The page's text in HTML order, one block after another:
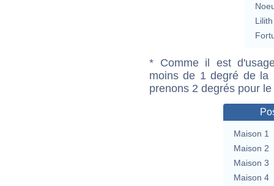
Lilith
* Comme il est
moins de 1 degré de la
prenons 2 degrés pour
Maison 1
Maison 2
Maison 3
Maison 4